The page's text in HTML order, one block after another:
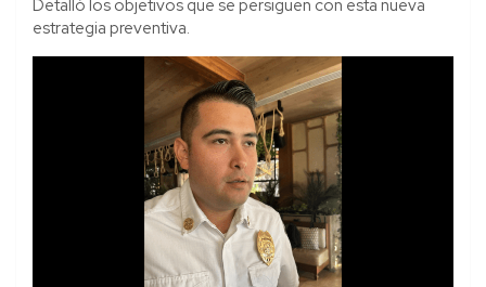
Detalló los objetivos que se persiguen con esta nueva
estrategia preventiva.